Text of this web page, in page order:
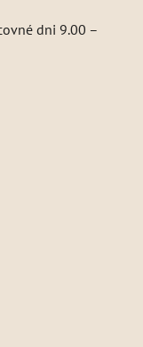
dni 9.00 –